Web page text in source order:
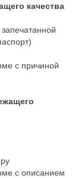
качества
с причиной
с описанием